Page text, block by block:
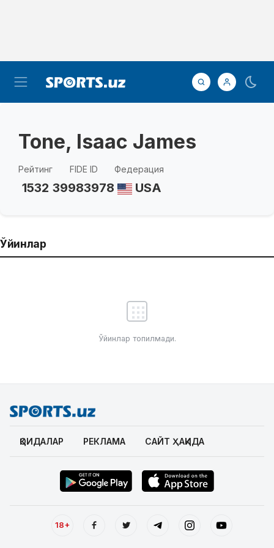
Tone, Isaac James
Рейтинг
1532
FIDE ID
39983978
Федерация
USA
Ўйинлар
Ўйинлар топилмади.
ҚОИДАЛАР РЕКЛАМА САЙТ ҲАҚИДА
18+